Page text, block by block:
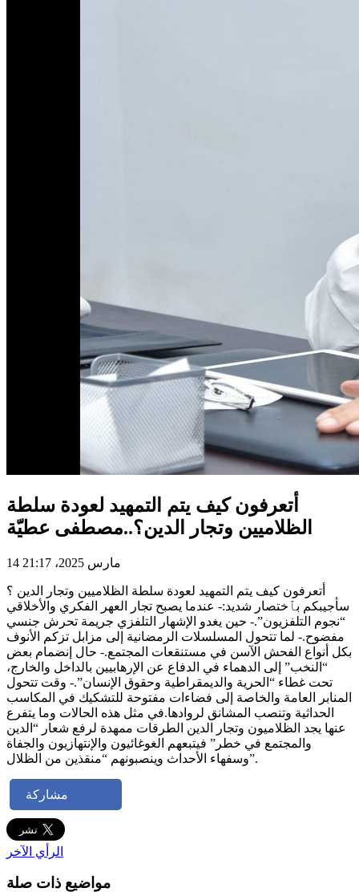
أتعرفون كيف يتم التمهيد لعودة سلطة
الظلاميين وتجار الدين؟..مصطفى عطيّة
14 مارس 2025، 21:17
أتعرفون كيف يتم التمهيد لعودة سلطة الظلاميين وتجار الدين ؟
سأجيبكم بٱختصار شديد:- عندما يصبح تجار العهر الفكري والأخلاقي
“نجوم التلفزيون”.- حين يغدو الإشهار التلفزي جريمة تحرش جنسي
مفضوح.- لما تتحول المسلسلات الرمضانية إلى مزابل تزكم الأنوف
بكل أنواع الفحش الآسن في مستنقعات المجتمع.- حال إنضمام بعض
“النخب” إلى الدهماء في الدفاع عن الإرهابيين بالداخل والخارج،
تحت غطاء “الحرية والديمقراطية وحقوق الإنسان”.- وقت تتحول
المنابر العامة والخاصة إلى فضاءات مفتوحة للتشكيك في المكاسب
الحداثية وتنصب المشانق لروادها.في مثل هذه الحالات وما يتفرع
عنها يجد الظلاميون وتجار الدين الطرقات ممهدة لرفع شعار “الدين
والمجتمع في خطر” فيتبعهم الغوغائيون والإنتهازيون والجفاة
وسفهاء الأحداث وينصبونهم “منقذين من الظلال”.
مشاركة
الرأي الآخر
مواضيع ذات صلة